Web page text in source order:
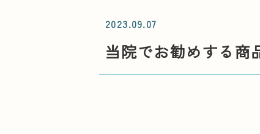
2023.09.07
当院でお勧めする商